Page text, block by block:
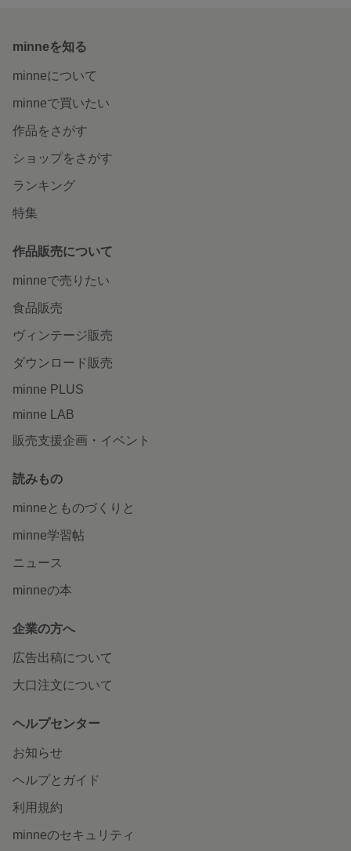
minneを知る
minneについて
minneで買いたい
作品をさがす
ショップをさがす
ランキング
特集
作品販売について
minneで売りたい
食品販売
ヴィンテージ販売
ダウンロード販売
minne PLUS
minne LAB
販売支援企画・イベント
読みもの
minneとものづくりと
minne学習帖
ニュース
minneの本
企業の方へ
広告出稿について
大口注文について
ヘルプセンター
お知らせ
ヘルプとガイド
利用規約
minneのセキュリティ